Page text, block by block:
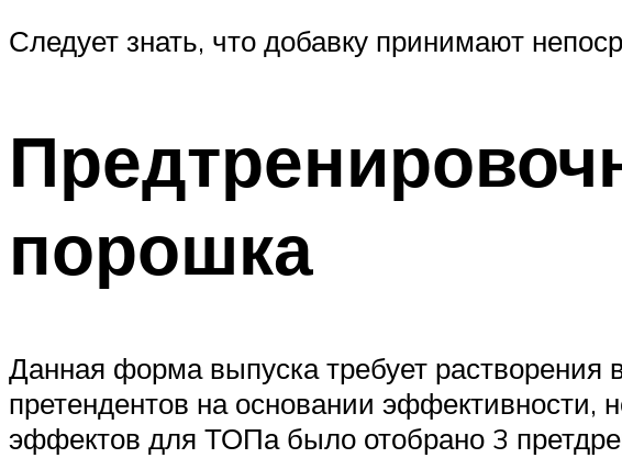
Следует знать, что добавку принимают
порошка
Данная форма выпуска требует растворения
претендентов на основании эффективности,
эффектов для ТОПа было отобрано 3